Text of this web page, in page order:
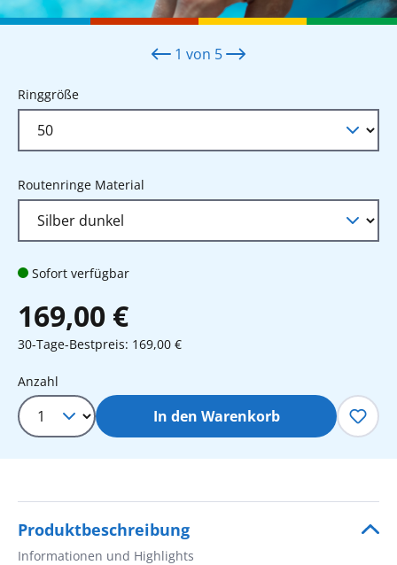
1 von 5
Ringgrößeauswählen
Routenringe Material
Sofort verfügbar
169,00 €
30-Tage-Bestpreis: 169,00 €
Produkt Anzahl: Gib den
Anzahl
In den Warenkorb
Produktbeschreibung
Informationen und Highlights